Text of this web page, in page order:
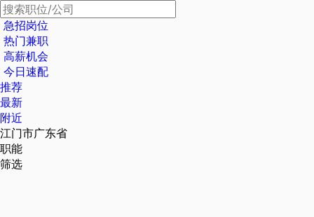
急招岗位
热门兼职
高薪机会
今日速配
推荐
最新
附近
江门市广东省
职能
筛选